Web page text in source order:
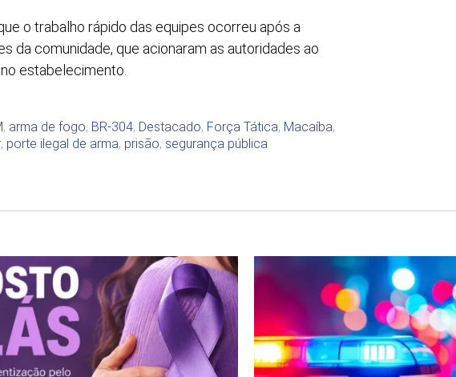
o trabalho rápido das equipes ocorreu após a
da comunidade, que acionaram as autoridades ao
estabelecimento.
, arma de fogo, BR-304, Destacado, Força Tática, Macaíba,
, porte ilegal de arma, prisão, segurança pública